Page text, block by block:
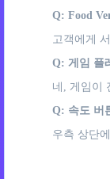
Q: Food
고객에게
Q: 게임 플
네, 게임이
Q: 속도 버
우측 상단